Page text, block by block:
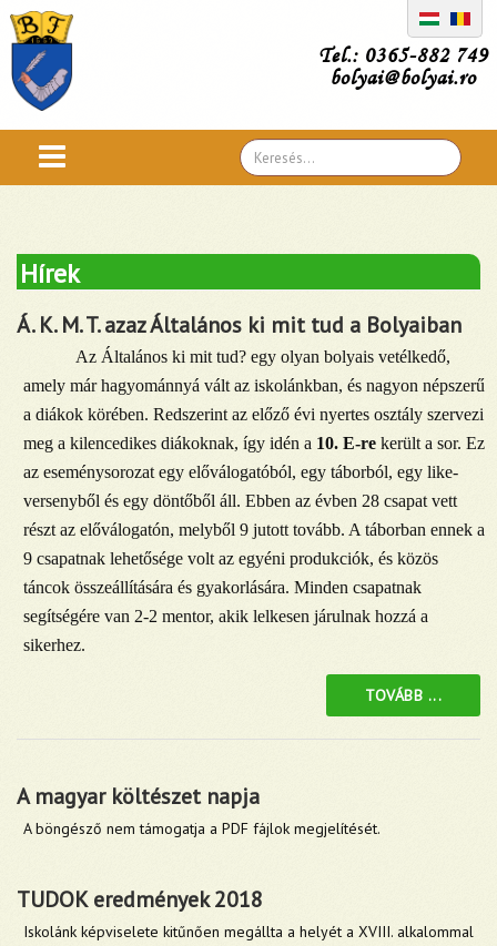
Tel.: 0365-882 749
bolyai@bolyai.ro
Search
...
Hírek
Á. K. M. T. azaz Általános ki mit tud a Bolyaiban
Az Általános ki mit tud? egy olyan bolyais vetélkedő,
amely már hagyománnyá vált az iskolánkban, és nagyon népszerű
a diákok körében. Redszerint az előző évi nyertes osztály szervezi
meg a kilencedikes diákoknak, így idén a 10. E-re került a sor. Ez
az eseménysorozat egy előválogatóból, egy táborból, egy like-
versenyből és egy döntőből áll. Ebben az évben 28 csapat vett
részt az előválogatón, melyből 9 jutott tovább. A táborban ennek a
9 csapatnak lehetősége volt az egyéni produkciók, és közös
táncok összeállítására és gyakorlására. Minden csapatnak
segítségére van 2-2 mentor, akik lelkesen járulnak hozzá a
sikerhez.
TOVÁBB ...
A magyar költészet napja
A böngésző nem támogatja a PDF fájlok megjelítését.
TUDOK eredmények 2018
Iskolánk képviselete kitűnően megállta a helyét a XVIII. alkalommal